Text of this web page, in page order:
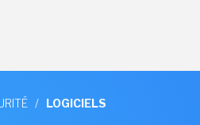
/ LOGICIELS